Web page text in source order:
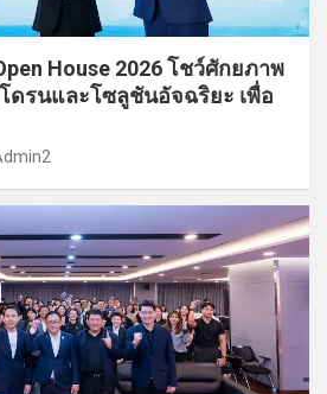
House 2026 โชว์ศักยภาพ
ดรนและโซลูชันอัจฉริยะ เพื่อ